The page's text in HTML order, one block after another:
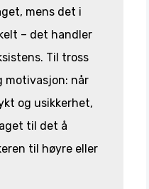
mens det i
– det handler
Til tross
motivasjon: når
og usikkerhet,
til det å
til høyre eller